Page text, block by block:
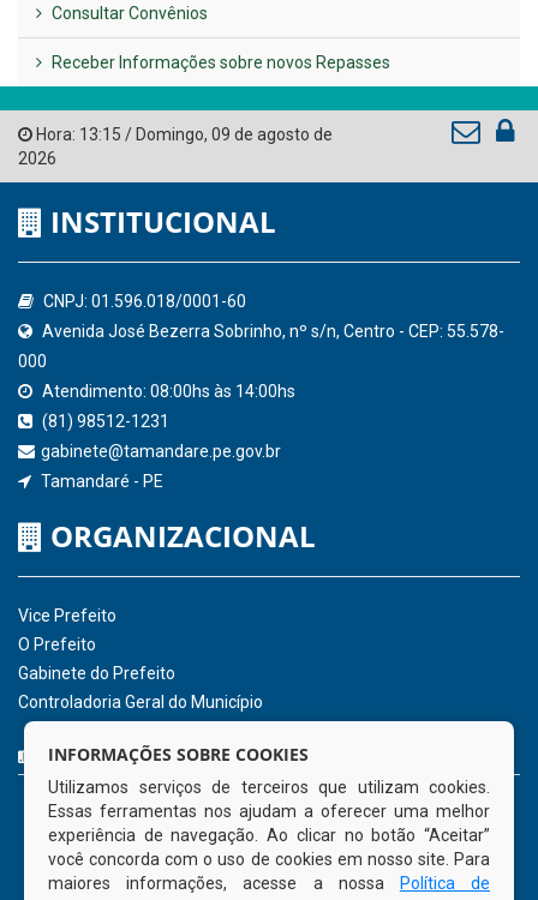
AMUPE
Governo de Pernambuco
Tribunal de Contas do Estado de Pernambuco
Ministério Público do Estado de Pernambuco
Controladoria-Geral da União
Confederação Nacional de Municípios - CNM
QEdu
Consultar Convênios
Receber Informações sobre novos Repasses
Hora:13:15/ Domingo ,09 de agosto de
2026
INSTITUCIONAL
CNPJ: 01.596.018/0001-60
000
Atendimento: 08:00hs às 14:00hs
(81) 98512-1231
gabinete@tamandare.pe.gov.br
Tamandaré - PE
INFORMAÇÕES SOBRE COOKIES
Utilizamos serviços de terceiros que utilizam cookies.
Essas ferramentas nos ajudam a oferecer uma melhor
experiência de navegação. Ao clicar no botão “Aceitar”
você concorda com o uso de cookies em nosso site. Para
maiores informações, acesse a nossa
Política de